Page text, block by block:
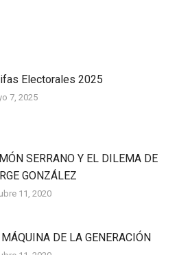
Electorales 2025
7, 2025
SERRANO Y EL DILEMA DE
GONZÁLEZ
11, 2020
DE LA GENERACIÓN